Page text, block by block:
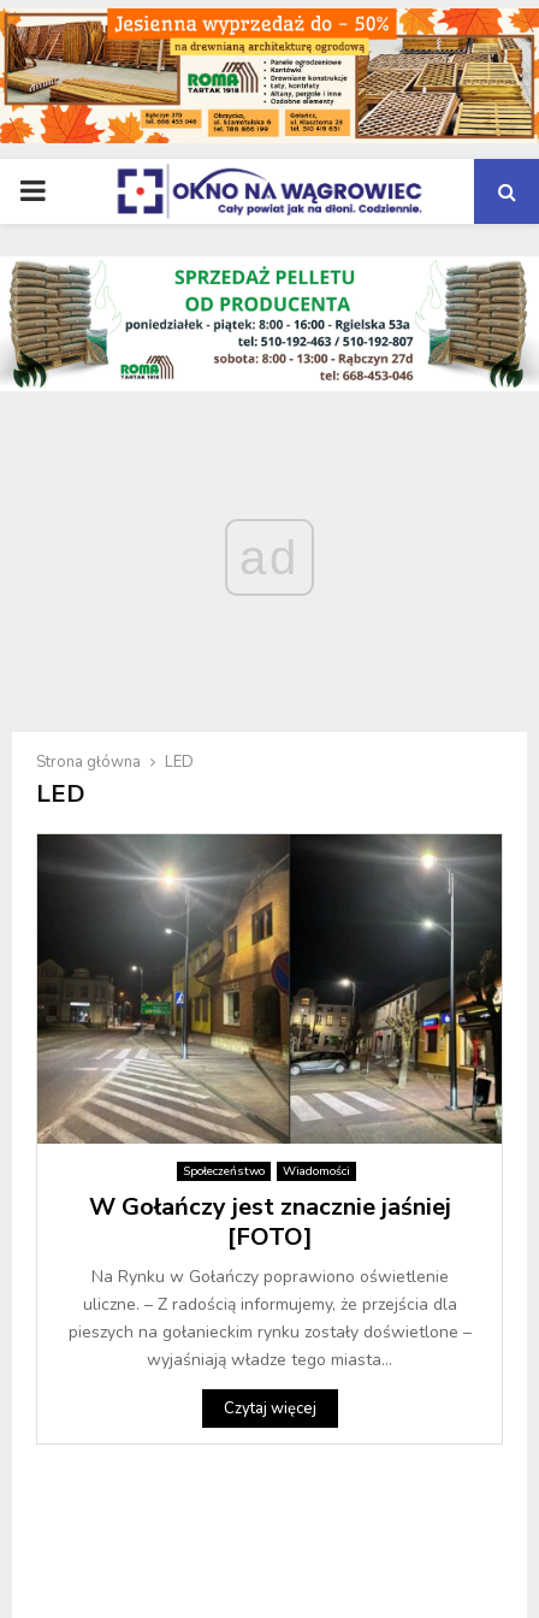
PRIMARY
MENU
ad
Strona główna LED
LED
Społeczeństwo Wiadomości
W Gołańczy jest znacznie jaśniej
[FOTO]
Na Rynku w Gołańczy poprawiono oświetlenie
uliczne. – Z radością informujemy, że przejścia dla
pieszych na gołanieckim rynku zostały doświetlone –
wyjaśniają władze tego miasta...
Czytaj więcej